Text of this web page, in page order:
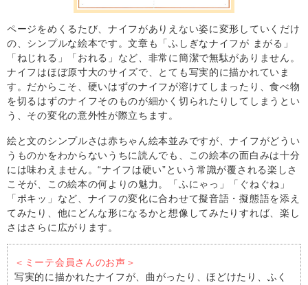
ページをめくるたび、ナイフがありえない姿に変形していくだけ
の、シンプルな絵本です。文章も「ふしぎなナイフが まがる」
「ねじれる」「おれる」など、非常に簡潔で無駄がありません。
ナイフはほぼ原寸大のサイズで、とても写実的に描かれていま
す。だからこそ、硬いはずのナイフが溶けてしまったり、食べ物
を切るはずのナイフそのものが細かく切られたりしてしまうとい
う、その変化の意外性が際立ちます。
絵と文のシンプルさは赤ちゃん絵本並みですが、ナイフがどうい
うものかをわからないうちに読んでも、この絵本の面白みは十分
には味わえません。“ナイフは硬い”という常識が覆される楽しさ
こそが、この絵本の何よりの魅力。「ふにゃっ」「ぐねぐね」
「ポキッ」など、ナイフの変化に合わせて擬音語・擬態語を添え
てみたり、他にどんな形になるかと想像してみたりすれば、楽し
さはさらに広がります。
＜ミーテ会員さんのお声＞
写実的に描かれたナイフが、曲がったり、ほどけたり、ふく